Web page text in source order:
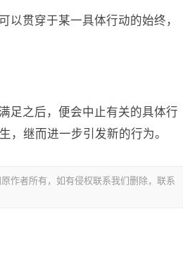
以贯穿于某一具体行动的始终，
足之后，便会中止有关的具体行
，继而进一步引发新的行为。
作者所有，如有侵权联系我们删除，联系